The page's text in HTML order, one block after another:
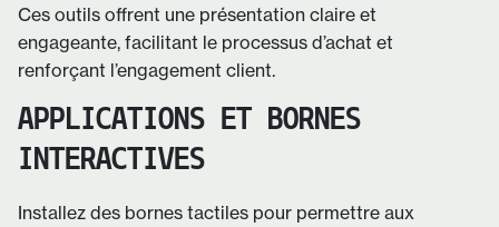
Ces outils offrent une présentation claire et
engageante, facilitant le processus d’achat et
renforçant l’engagement client.
APPLICATIONS ET BORNES
INTERACTIVES
Installez des bornes tactiles pour permettre aux